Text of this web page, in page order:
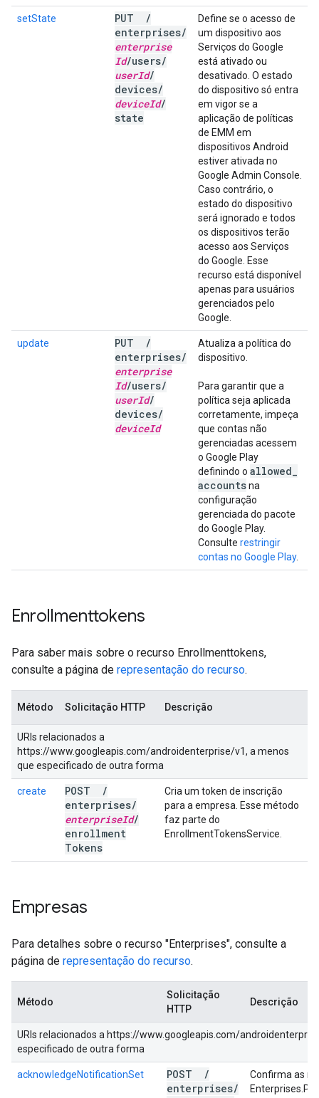
setState PUT
/
enterprises/
enterprise
Id/users/
userId/
devices/
deviceId/
state
Define se o acesso de
um dispositivo aos
Serviços do Google
está ativado ou
desativado. O estado
do dispositivo só entra
em vigor se a
aplicação de políticas
de EMM em
dispositivos Android
estiver ativada no
Google Admin Console.
Caso contrário, o
estado do dispositivo
será ignorado e todos
os dispositivos terão
acesso aos Serviços
do Google. Esse
recurso está disponível
apenas para usuários
gerenciados pelo
Google.
update PUT
/
enterprises/
enterprise
Id/users/
userId/
devices/
deviceId
Atualiza a política do
dispositivo.
Para garantir que a
política seja aplicada
corretamente, impeça
que contas não
gerenciadas acessem
o Google Play
definindo o allowed
accountsna
configuração
gerenciada do pacote
do Google Play.
Consulte restringir
contas no Google Play.
Enrollmenttokens
Para saber mais sobre o recurso Enrollmenttokens,
consulte a página de representação do recurso.
Método Solicitação HTTP Descrição
URIs relacionados a
https://www.googleapis.com/androidenterprise/v1, a menos
que especificado de outra forma
create POST
/
enterprises/
enterpriseId/
enrollment
Tokens
Cria um token de inscrição
para a empresa. Esse método
faz parte do
EnrollmentTokensService.
Empresas
Para detalhes sobre o recurso "Enterprises", consulte a
página de representação do recurso.
Método
Solicitação
HTTP
Descrição
URIs relacionados a https://www.googleapis.com/
especificado de outra forma
acknowledgeNotificationSet POST
/
enterprises/
Confirma as